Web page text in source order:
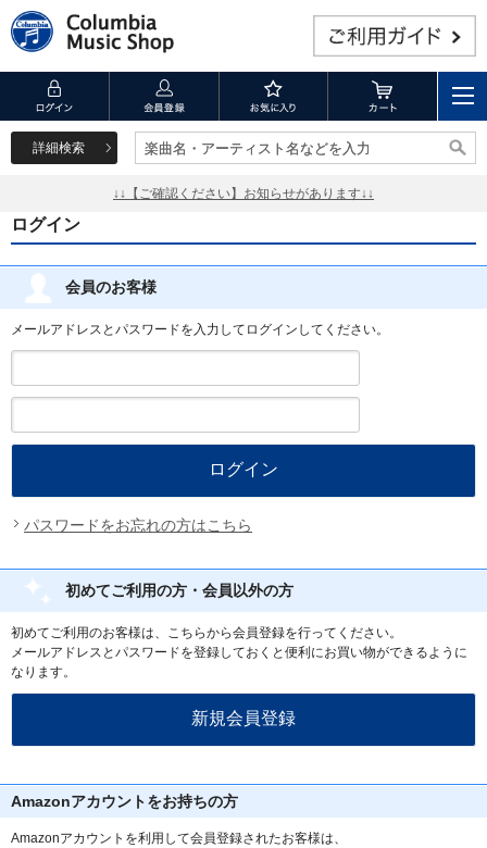
詳細検索 楽曲名・アーティスト名などを入力
楽曲名・アーティスト名などを入力
↓↓【ご確認ください】お知らせがあります↓↓
ログイン
会員のお客様
メールアドレスとパスワードを入力してログインしてください。
パスワードをお忘れの方はこちら
初めてご利用の方・会員以外の方
初めてご利用のお客様は、こちらから会員登録を行ってください。
メールアドレスとパスワードを登録しておくと便利にお買い物ができるように
なります。
Amazonアカウントをお持ちの方
Amazonアカウントを利用して会員登録されたお客様は、